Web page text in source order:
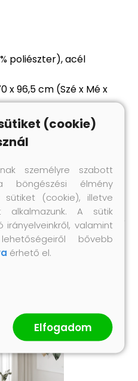
poliészter), acél
x 96,5 cm (Szé x Mé x
cm
cm
a talajtól: 40,5 cm
58,5 cm
igen
(cookie)
személyre szabott
böngészési élmény
sütiket (cookie), illetve
alkalmazunk. A sütik
irányelveinkről, valamint
bővebb
érhető el.
Elfogadom